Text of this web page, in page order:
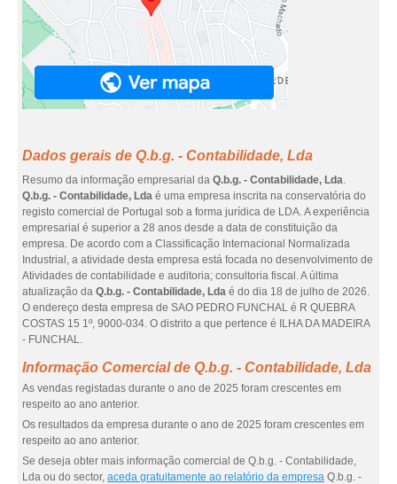
Dados gerais de Q.b.g. - Contabilidade, Lda
Resumo da informação empresarial da Q.b.g. - Contabilidade, Lda.
Q.b.g. - Contabilidade, Lda é uma empresa inscrita na conservatória do
registo comercial de Portugal sob a forma jurídica de LDA. A experiência
empresarial é superior a 28 anos desde a data de constituição da
empresa. De acordo com a Classificação Internacional Normalizada
Industrial, a atividade desta empresa está focada no desenvolvimento de
Atividades de contabilidade e auditoria; consultoria fiscal. A última
atualização da Q.b.g. - Contabilidade, Lda é do dia 18 de julho de 2026.
O endereço desta empresa de SAO PEDRO FUNCHAL é R QUEBRA
COSTAS 15 1º, 9000-034. O distrito a que pertence é ILHA DA MADEIRA
- FUNCHAL.
Informação Comercial de Q.b.g. - Contabilidade, Lda
As vendas registadas durante o ano de 2025 foram crescentes em
respeito ao ano anterior.
Os resultados da empresa durante o ano de 2025 foram crescentes em
respeito ao ano anterior.
Se deseja obter mais informação comercial de Q.b.g. - Contabilidade,
Lda ou do sector, aceda gratuitamente ao relatório da empresa Q.b.g. -